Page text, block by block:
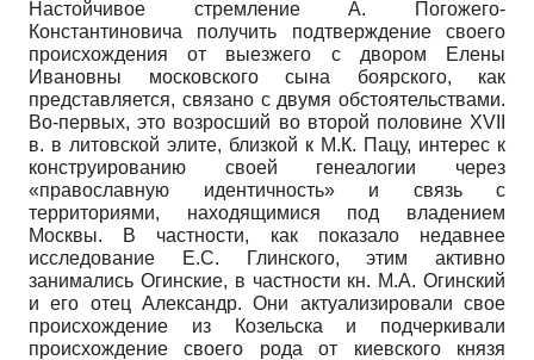
Настойчивое стремление А. Погожего-
Константиновича получить подтверждение своего
происхождения от выезжего с двором Елены
Ивановны московского сына боярского, как
представляется, связано с двумя обстоятельствами.
Во-первых, это возросший во второй половине XVII
в. в литовской элите, близкой к М.К. Пацу, интерес к
конструированию своей генеалогии через
«православную идентичность» и связь с
территориями, находящимися под владением
Москвы. В частности, как показало недавнее
исследование Е.С. Глинского, этим активно
занимались Огинские, в частности кн. М.А. Огинский
и его отец Александр. Они актуализировали свое
происхождение из Козельска и подчеркивали
происхождение своего рода от киевского князя